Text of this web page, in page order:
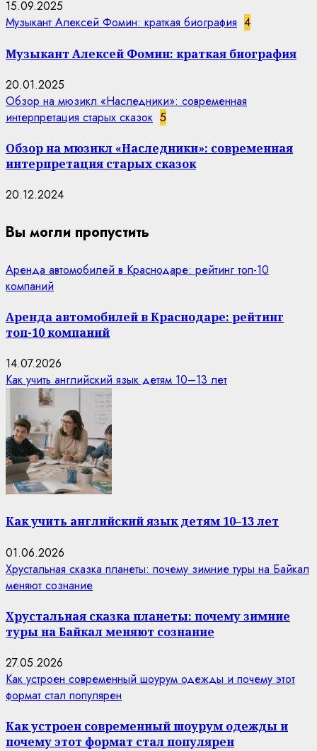
15.09.2025
Музыкант Алексей Фомин: краткая биография 4
Музыкант Алексей Фомин: краткая биография
20.01.2025
Обзор на мюзикл «Наследники»: современная
интерпретация старых сказок 5
Обзор на мюзикл «Наследники»: современная
интерпретация старых сказок
20.12.2024
Вы могли пропустить
Аренда автомобилей в Краснодаре: рейтинг топ-10
компаний
Аренда автомобилей в Краснодаре: рейтинг
топ-10 компаний
14.07.2026
Как учить английский язык детям 10–13 лет
Как учить английский язык детям 10–13 лет
01.06.2026
Хрустальная сказка планеты: почему зимние туры на Байкал
меняют сознание
Хрустальная сказка планеты: почему зимние
туры на Байкал меняют сознание
27.05.2026
Как устроен современный шоурум одежды и почему этот
формат стал популярен
Как устроен современный шоурум одежды и
почему этот формат стал популярен